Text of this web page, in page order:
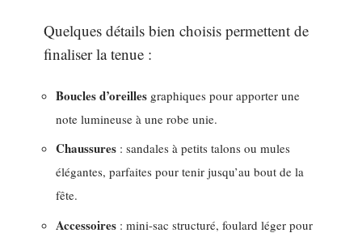
Quelques détails bien choisis permettent de
finaliser la tenue :
Boucles d’oreilles graphiques pour apporter une
note lumineuse à une robe unie.
Chaussures : sandales à petits talons ou mules
élégantes, parfaites pour tenir jusqu’au bout de la
fête.
Accessoires : mini-sac structuré, foulard léger pour